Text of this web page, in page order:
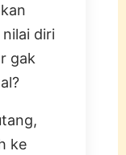
diri
gak
ke